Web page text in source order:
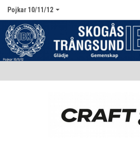
Pojkar 10/11/12